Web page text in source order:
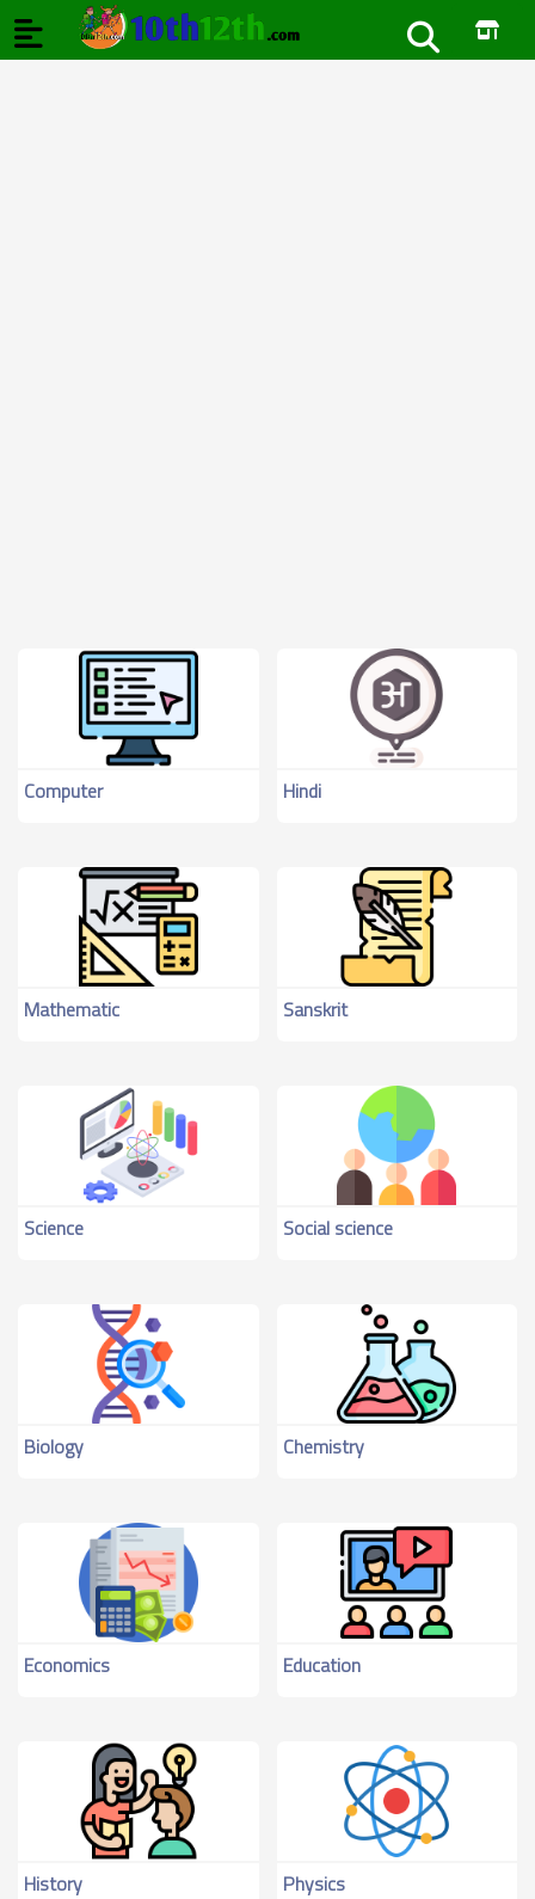
Computer Hindi
Mathematic Sanskrit
Science Social science
Biology Chemistry
Economics Education
History Physics